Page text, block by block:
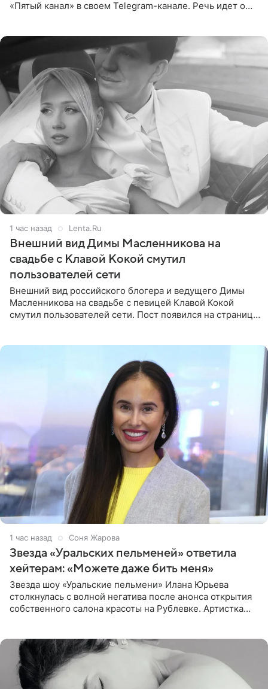
«Пятый канал» в своем Telegram-канале. Речь идет о
1 час назад Lenta.Ru
Внешний вид Димы Масленникова на
свадьбе с Клавой Кокой смутил
пользователей сети
Внешний вид российского блогера и ведущего Димы
Масленникова на свадьбе с певицей Клавой Кокой
смутил пользователей сети. Пост появился на странице
1 час назад Соня Жарова
Звезда «Уральских пельменей» ответила
хейтерам: «Можете даже бить меня»
Звезда шоу «Уральские пельмени» Илана Юрьева
столкнулась с волной негатива после анонса открытия
собственного салона красоты на Рублевке. Артистка